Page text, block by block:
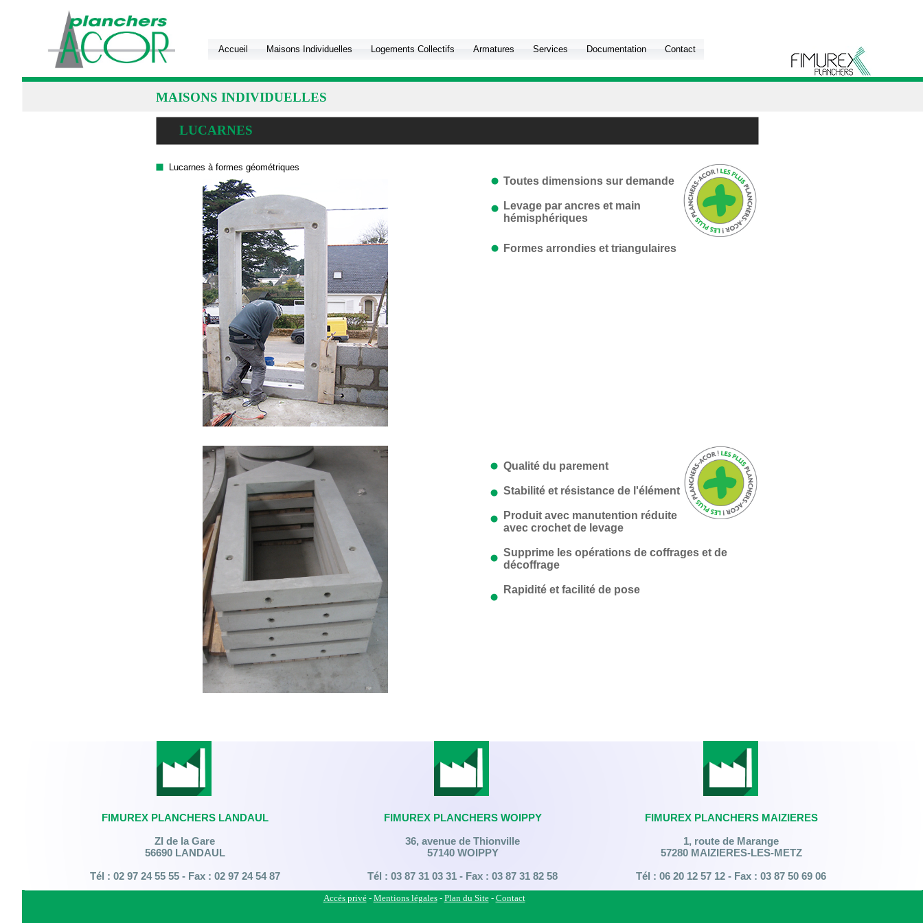
Toutes dimensions sur demande
Levage par ancres et main
hémisphériques
MAISONS INDIVIDUELLES
LUCARNES
Lucarnes à formes géométriques
Formes arrondies et triangulaires
Qualité du parement
Stabilité et résistance de l'élément
Produit avec manutention réduite
avec crochet de levage
Supprime les opérations de coffrages et de
décoffrage
Rapidité et facilité de pose
FIMUREX PLANCHERS MAIZIERES
1, route de Marange
57280 MAIZIERES-LES-METZ
Tél : 06 20 12 57 12 - Fax : 03 87 50 69 06
FIMUREX PLANCHERS WOIPPY
36, avenue de Thionville
57140 WOIPPY
Tél : 03 87 31 03 31 - Fax : 03 87 31 82 58
FIMUREX PLANCHERS LANDAUL
ZI de la Gare
56690 LANDAUL
Tél : 02 97 24 55 55 - Fax : 02 97 24 54 87
Accés privé- Mentions légales- Plan du Site- Contact
Accueil Maisons Individuelles Logements Collectifs Armatures Services Documentation Contact